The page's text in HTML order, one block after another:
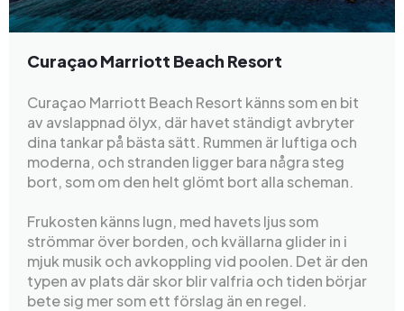
Curaçao Marriott Beach Resort
Curaçao Marriott Beach Resort känns som en bit
av avslappnad ölyx, där havet ständigt avbryter
dina tankar på bästa sätt. Rummen är luftiga och
moderna, och stranden ligger bara några steg
bort, som om den helt glömt bort alla scheman.
Frukosten känns lugn, med havets ljus som
strömmar över borden, och kvällarna glider in i
mjuk musik och avkoppling vid poolen. Det är den
typen av plats där skor blir valfria och tiden börjar
bete sig mer som ett förslag än en regel.